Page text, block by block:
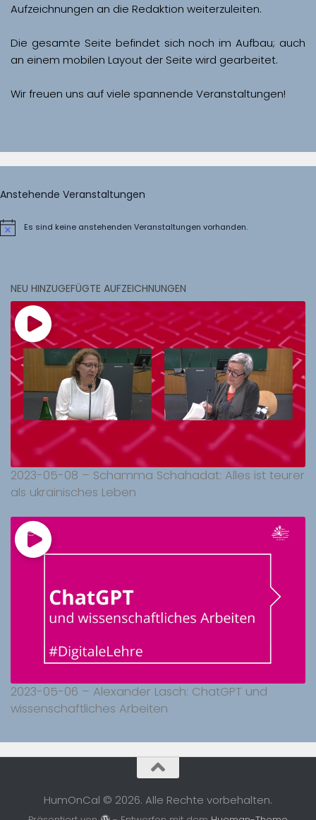
Aufzeichnungen an die Redaktion weiterzuleiten.
Die gesamte Seite befindet sich noch im Aufbau; auch
Wir freuen uns auf viele spannende Veranstaltungen!
Anstehende Veranstaltungen
HinweisEs sind keine anstehenden Veranstaltungen vorhanden.
NEU HINZUGEFÜGTE AUFZEICHNUNGEN
2023-05-08 – Schamma Schahadat: Alles ist teurer
als ukrainisches Leben
2023-05-06 – Alexander Lasch: ChatGPT und
wissenschaftliches Arbeiten
HumOnCal © 2026. Alle Rechte vorbehalten.